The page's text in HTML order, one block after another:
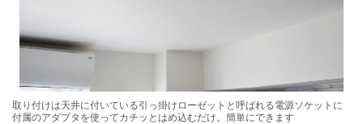
取り付けは天井に付いている引っ掛けローゼットと呼ばれる電源ソケットに
付属のアダプタを使ってカチッとはめ込むだけ。簡単にできます